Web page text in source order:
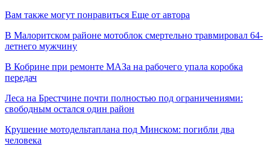
Вам также могут понравиться Еще от автора
В Малоритском районе мотоблок смертельно травмировал 64-
летнего мужчину
В Кобрине при ремонте МАЗа на рабочего упала коробка
передач
Леса на Брестчине почти полностью под ограничениями:
свободным остался один район
Крушение мотодельтаплана под Минском: погибли два
человека